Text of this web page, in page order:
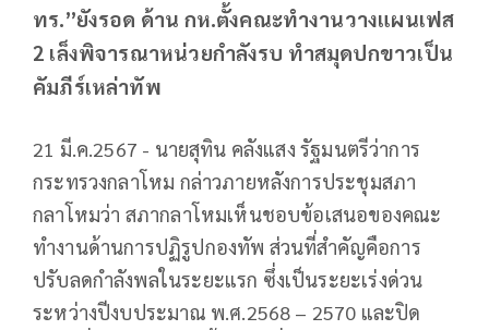
ทร.”ยังรอด ด้าน กห.ตั้งคณะทำงานวางแผนเฟส
2 เล็งพิจารณาหน่วยกำลังรบ ทำสมุดปกขาวเป็น
คัมภีร์เหล่าทัพ
21 มี.ค.2567 - นายสุทิน คลังแสง รัฐมนตรีว่าการ
กระทรวงกลาโหม กล่าวภายหลังการประชุมสภา
กลาโหมว่า สภากลาโหมเห็นชอบข้อเสนอของคณะ
ทำงานด้านการปฏิรูปกองทัพ ส่วนที่สำคัญคือการ
ปรับลดกำลังพลในระยะแรก ซึ่งเป็นระยะเร่งด่วน
ระหว่างปีงบประมาณ พ.ศ.2568 – 2570 และปิด